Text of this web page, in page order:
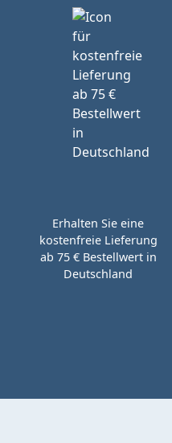
Erhalten Sie eine
kostenfreie Lieferung
ab 75 € Bestellwert in
Deutschland